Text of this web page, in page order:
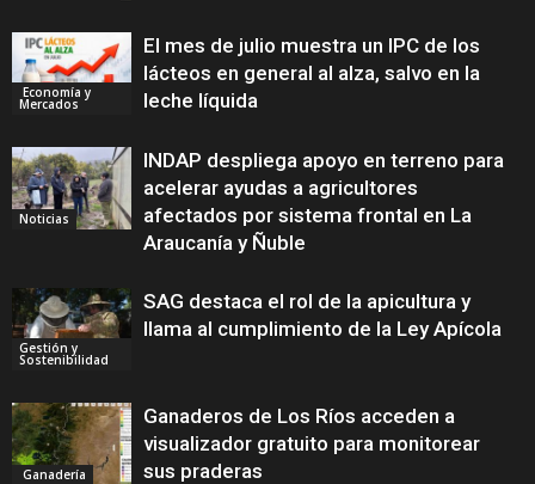
Economía y
Mercados
El mes de julio muestra un IPC de los
lácteos en general al alza, salvo en la
leche líquida
Noticias
INDAP despliega apoyo en terreno para
acelerar ayudas a agricultores
afectados por sistema frontal en La
Araucanía y Ñuble
Gestión y
Sostenibilidad
SAG destaca el rol de la apicultura y
llama al cumplimiento de la Ley Apícola
Ganadería
Ganaderos de Los Ríos acceden a
visualizador gratuito para monitorear
sus praderas